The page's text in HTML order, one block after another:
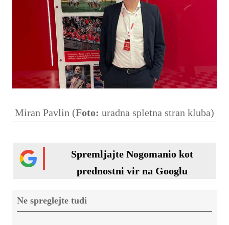
Miran Pavlin (Foto: uradna spletna stran kluba)
Spremljajte Nogomanio kot
prednostni vir na Googlu
Ne spreglejte tudi